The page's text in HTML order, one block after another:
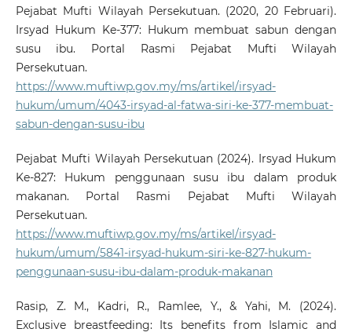
Pejabat Mufti Wilayah Persekutuan. (2020, 20 Februari).
Irsyad Hukum Ke-377: Hukum membuat sabun dengan
susu ibu. Portal Rasmi Pejabat Mufti Wilayah
Persekutuan.
https://www.muftiwp.gov.my/ms/artikel/irsyad-
hukum/umum/4043-irsyad-al-fatwa-siri-ke-377-membuat-
sabun-dengan-susu-ibu
Pejabat Mufti Wilayah Persekutuan (2024). Irsyad Hukum
Ke-827: Hukum penggunaan susu ibu dalam produk
makanan. Portal Rasmi Pejabat Mufti Wilayah
Persekutuan.
https://www.muftiwp.gov.my/ms/artikel/irsyad-
hukum/umum/5841-irsyad-hukum-siri-ke-827-hukum-
penggunaan-susu-ibu-dalam-produk-makanan
Rasip, Z. M., Kadri, R., Ramlee, Y., & Yahi, M. (2024).
Exclusive breastfeeding: Its benefits from Islamic and